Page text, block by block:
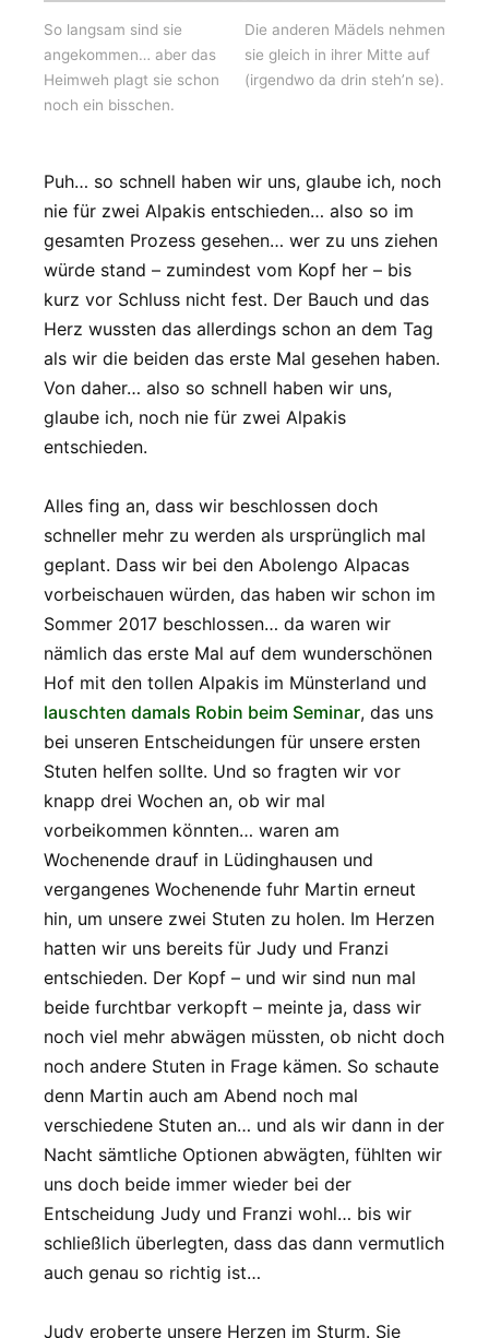
So langsam sind sie
angekommen… aber das
Heimweh plagt sie schon
noch ein bisschen.
Die anderen Mädels nehmen
sie gleich in ihrer Mitte auf
(irgendwo da drin steh’n se).
Puh… so schnell haben wir uns, glaube ich, noch
nie für zwei Alpakis entschieden… also so im
gesamten Prozess gesehen… wer zu uns ziehen
würde stand – zumindest vom Kopf her – bis
kurz vor Schluss nicht fest. Der Bauch und das
Herz wussten das allerdings schon an dem Tag
als wir die beiden das erste Mal gesehen haben.
Von daher… also so schnell haben wir uns,
glaube ich, noch nie für zwei Alpakis
entschieden.
Alles fing an, dass wir beschlossen doch
schneller mehr zu werden als ursprünglich mal
geplant. Dass wir bei den Abolengo Alpacas
vorbeischauen würden, das haben wir schon im
Sommer 2017 beschlossen… da waren wir
nämlich das erste Mal auf dem wunderschönen
Hof mit den tollen Alpakis im Münsterland und
lauschten damals Robin beim Seminar, das uns
bei unseren Entscheidungen für unsere ersten
Stuten helfen sollte. Und so fragten wir vor
knapp drei Wochen an, ob wir mal
vorbeikommen könnten… waren am
Wochenende drauf in Lüdinghausen und
vergangenes Wochenende fuhr Martin erneut
hin, um unsere zwei Stuten zu holen. Im Herzen
hatten wir uns bereits für Judy und Franzi
entschieden. Der Kopf – und wir sind nun mal
beide furchtbar verkopft – meinte ja, dass wir
noch viel mehr abwägen müssten, ob nicht doch
noch andere Stuten in Frage kämen. So schaute
denn Martin auch am Abend noch mal
verschiedene Stuten an… und als wir dann in der
Nacht sämtliche Optionen abwägten, fühlten wir
uns doch beide immer wieder bei der
Entscheidung Judy und Franzi wohl… bis wir
schließlich überlegten, dass das dann vermutlich
auch genau so richtig ist…
Judy eroberte unsere Herzen im Sturm. Sie